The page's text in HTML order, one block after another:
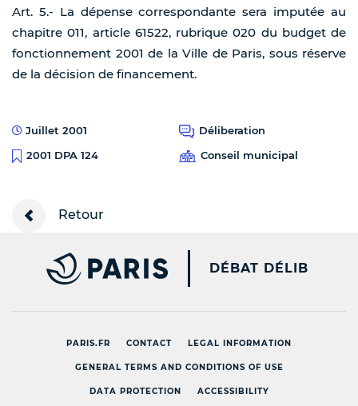
Art. 5.- La dépense correspondante sera imputée au
chapitre 011, article 61522, rubrique 020 du budget de
fonctionnement 2001 de la Ville de Paris, sous réserve
de la décision de financement.
Juillet 2001
Déliberation
2001 DPA 124
Conseil municipal
Retour
PARIS.FR [NEW
DÉBAT DÉLIB
PARIS.FR CONTACT LEGAL INFORMATION
GENERAL TERMS AND CONDITIONS OF USE
DATA PROTECTION ACCESSIBILITY